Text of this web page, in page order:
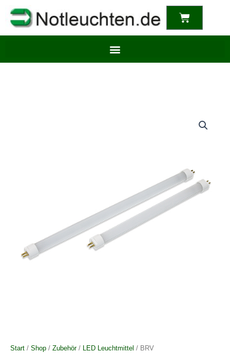
Start / Shop / Zubehör/ LED Leuchtmittel / BRV